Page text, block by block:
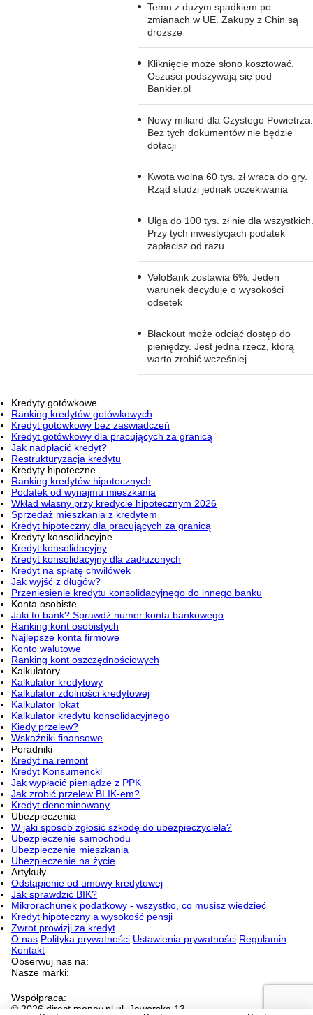
Temu z dużym spadkiem po
zmianach w UE. Zakupy z Chin są
droższe
Kliknięcie może słono kosztować.
Oszuści podszywają się pod
Bankier.pl
Nowy miliard dla Czystego Powietrza.
Bez tych dokumentów nie będzie
dotacji
Kwota wolna 60 tys. zł wraca do gry.
Rząd studzi jednak oczekiwania
Ulga do 100 tys. zł nie dla wszystkich.
Przy tych inwestycjach podatek
zapłacisz od razu
VeloBank zostawia 6%. Jeden
warunek decyduje o wysokości
odsetek
Blackout może odciąć dostęp do
pieniędzy. Jest jedna rzecz, którą
warto zrobić wcześniej
Kredyty gotówkowe
Ranking kredytów gotówkowych
Kredyt gotówkowy bez zaświadczeń
Kredyt gotówkowy dla pracujących za granicą
Jak nadpłacić kredyt?
Restrukturyzacja kredytu
Kredyty hipoteczne
Ranking kredytów hipotecznych
Podatek od wynajmu mieszkania
Wkład własny przy kredycie hipotecznym 2026
Sprzedaż mieszkania z kredytem
Kredyt hipoteczny dla pracujących za granicą
Kredyty konsolidacyjne
Kredyt konsolidacyjny
Kredyt konsolidacyjny dla zadłużonych
Kredyt na spłatę chwilówek
Jak wyjść z długów?
Przeniesienie kredytu konsolidacyjnego do innego banku
Konta osobiste
Jaki to bank? Sprawdź numer konta bankowego
Ranking kont osobistych
Najlepsze konta firmowe
Konto walutowe
Ranking kont oszczędnościowych
Kalkulatory
Kalkulator kredytowy
Kalkulator zdolności kredytowej
Kalkulator lokat
Kalkulator kredytu konsolidacyjnego
Kiedy przelew?
Wskaźniki finansowe
Poradniki
Kredyt na remont
Kredyt Konsumencki
Jak wypłacić pieniądze z PPK
Jak zrobić przelew BLIK-em?
Kredyt denominowany
Ubezpieczenia
W jaki sposób zgłosić szkodę do ubezpieczyciela?
Ubezpieczenie samochodu
Ubezpieczenie mieszkania
Ubezpieczenie na życie
Artykuły
Odstąpienie od umowy kredytowej
Jak sprawdzić BIK?
Mikrorachunek podatkowy - wszystko, co musisz wiedzieć
Kredyt hipoteczny a wysokość pensji
Zwrot prowizji za kredyt
O nas Polityka prywatności Ustawienia prywatności Regulamin
Kontakt
Obserwuj nas na:
Nasze marki:
Współpraca:
© 2026 direct.money.pl ul. Jaworska 13,